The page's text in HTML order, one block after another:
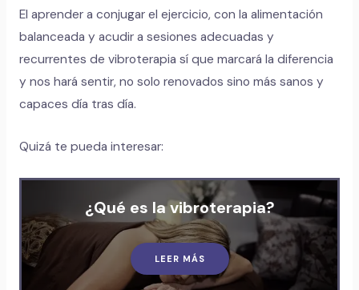
El aprender a conjugar el ejercicio, con la alimentación
balanceada y acudir a sesiones adecuadas y
recurrentes de vibroterapia sí que marcará la diferencia
y nos hará sentir, no solo renovados sino más sanos y
capaces día tras día.
Quizá te pueda interesar:
¿Qué es la vibroterapia?
LEER MÁS